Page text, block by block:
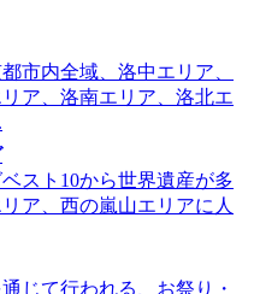
市内全域、洛中エリア、
ア、洛南エリア、洛北エ
スト10から世界遺産が多
ア、西の嵐山エリアに人
じて行われる、お祭り・